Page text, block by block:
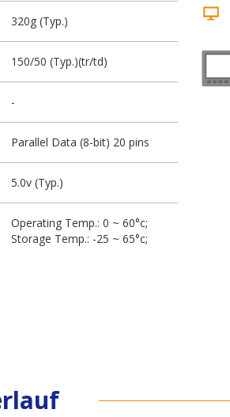
320g (Typ.)
150/50 (Typ.)(tr/td)
-
Parallel Data (8-bit) 20 pins
5.0v (Typ.)
Operating Temp.: 0 ~ 60°c;
Storage Temp.: -25 ~ 65°c;